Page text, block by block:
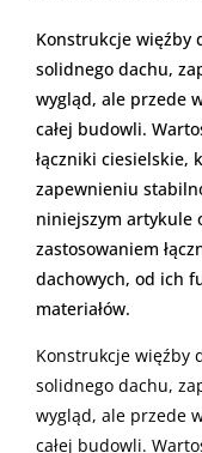
Konstrukcje więźby
solidnego dachu,
wygląd, ale przede
całej budowli.
łączniki ciesielskie,
zapewnieniu
niniejszym artykule
zastosowaniem
dachowych, od ich
materiałów.
Konstrukcje więźby
solidnego dachu,
wygląd, ale przede
całej budowli.